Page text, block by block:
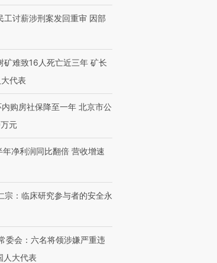
工讨薪涉刑案发回重审 因部
矿难致16人死亡近三年 矿长
代表
购房社保降至一年 北京市公
元
年净利润同比翻倍 营收增速
宗：临床研究参与者的安全永
委会：六名将领涉嫌严重违
人大代表